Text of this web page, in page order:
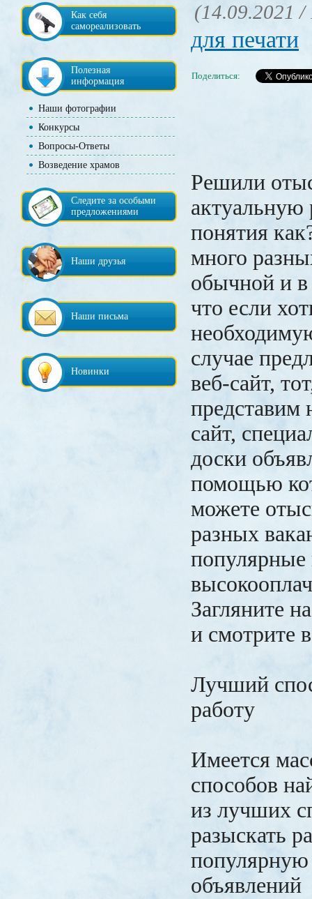
Как себя
самореализовать
Полезная
информация
Наши фотографии
Конкурсы
Вопросы-Ответы
Возведение храмов
Следите за особыми
предложениями
Наши друзья
Наши письма
Новинки
(14.09.2021 /
для печати
Поделиться:
Решили
актуальную
понятия
много
обычной и
что если
случае
веб-сайт,
представим
сайт,
доски
помощью
можете
разных
популярные
Загляните
и смотрите
Лучший
работу
Имеется
способов
из лучших
разыскать
популярную
объявлений